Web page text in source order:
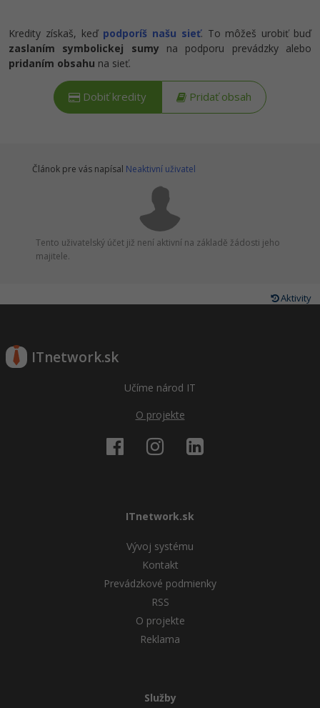
Kredity získaš, keď podporíš našu sieť. To môžeš urobiť buď
zaslaním symbolickej sumy na podporu prevádzky alebo
pridaním obsahu na sieť.
Dobiť kredity Pridať obsah
Článok pre vás napísal Neaktivní uživatel
Tento uživatelský účet již není aktivní na základě žádosti jeho
majitele.
Aktivity
ITnetwork.sk
Učíme národ IT
O projekte
ITnetwork.sk
Vývoj systému
Kontakt
Prevádzkové podmienky
RSS
O projekte
Reklama
Služby